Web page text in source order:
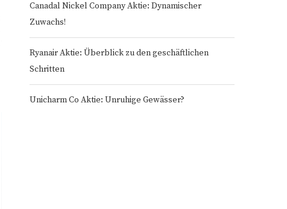
Canadal Nickel Company Aktie: Dynamischer
Zuwachs!
Ryanair Aktie: Überblick zu den geschäftlichen
Schritten
Unicharm Co Aktie: Unruhige Gewässer?